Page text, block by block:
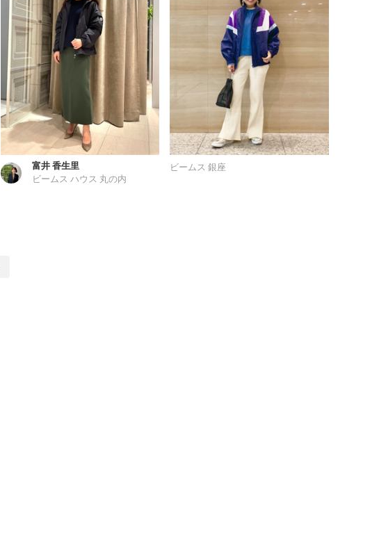
富井 香生里
ビームス ハウス 丸の内
ビームス 銀座